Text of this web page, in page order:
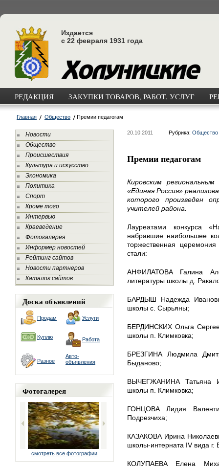
Издается
с 22 февраля 1931 года
РЕДАКЦИЯ ЗАКУПКИ ТОВАРОВ, РАБОТ, УСЛУГ
Главная Общество Премии педагогам
Новости
Общество
Происшествия
Культура и искусство
Экономика
Политика
Спорт
Кроме того
Интервью
Краеведение
Фотогалерея
Информер новостей
Рейтинг сайтов
Новости партнеров
Каталог сайтов
Доска объявлений
Продам Услуги
Куплю Работа
Разное
Авто-
объявления
Фотогалерея
смотреть все фотографии
20.10.2011 Рубрика: Общество
Премии педагогам
Кировским
«Единая Россия»
которого произведен
учителей района.
Лауреатами конкурса
набравшие наибольшее
торжественная
стали:
АНФИЛАТОВА Галина
литературы школы д.
БАРДЫШ Надежда
школы с. Сырьяны;
БЕРДИНСКИХ Ольга
школы п. Климковка;
БРЕЗГИНА Людмила
Быданово;
ВЫЧЕГЖАНИНА Татьяна
школы п. Климковка;
ГОНЦОВА Лидия
Подрезчиха;
КАЗАКОВА Ирина
школы-интерната IV вида г.
КОЛУПАЕВА Елена